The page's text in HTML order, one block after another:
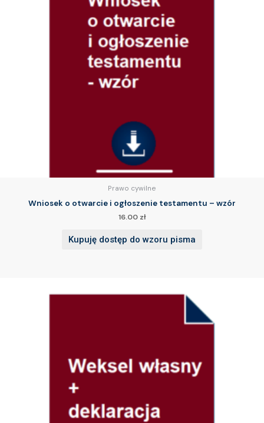
Prawo cywilne
Wniosek o otwarcie i ogłoszenie testamentu – wzór
16.00 zł
Kupuję dostęp do wzoru pisma